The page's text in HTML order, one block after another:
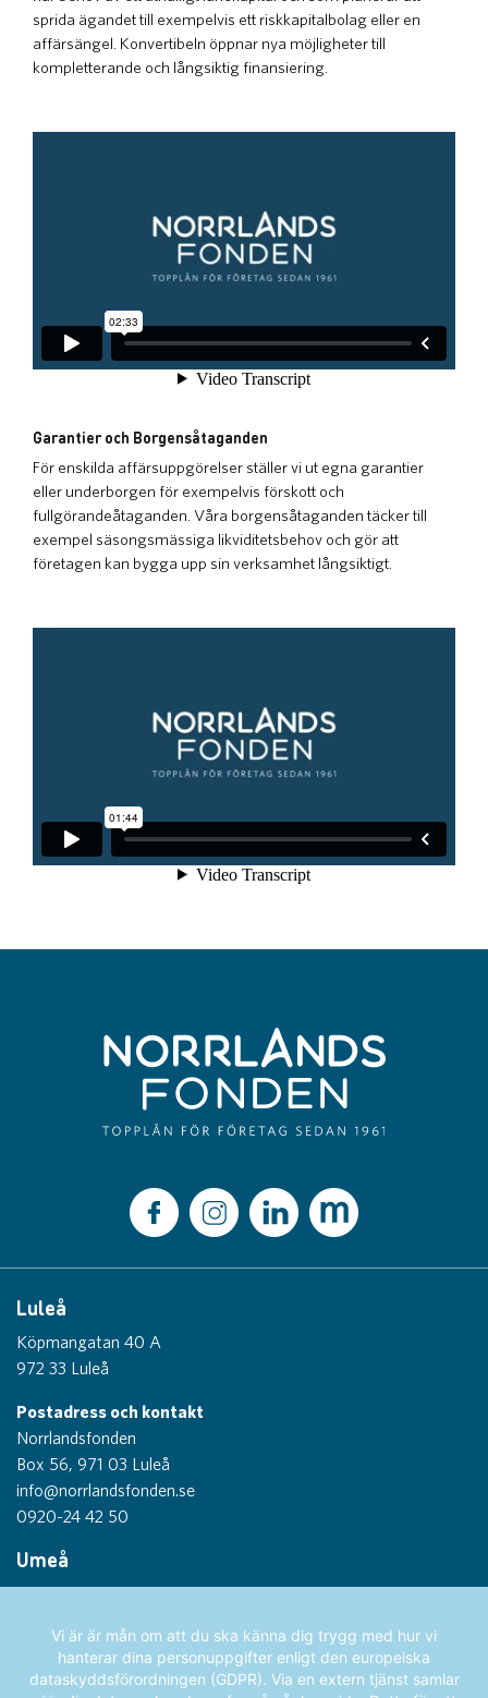
sprida ägandet till exempelvis ett riskkapitalbolag eller en
affärsängel. Konvertibeln öppnar nya möjligheter till
kompletterande och långsiktig finansiering.
Garantier och Borgensåtaganden
För enskilda affärsuppgörelser ställer vi ut egna garantier
eller underborgen för exempelvis förskott och
fullgörandeåtaganden. Våra borgensåtaganden täcker till
exempel säsongsmässiga likviditetsbehov och gör att
företagen kan bygga upp sin verksamhet långsiktigt.
Luleå
Köpmangatan 40 A
972 33 Luleå
Postadress och kontakt
Norrlandsfonden
Box 56, 971 03 Luleå
info@norrlandsfonden.se
0920-24 42 50
Umeå
Thulegatan 1
Sundsvall
Vi är är mån om att du ska känna dig trygg med hur vi
hanterar dina personuppgifter enligt den europeiska
dataskyddsförordningen (GDPR). Via en extern tjänst samlar